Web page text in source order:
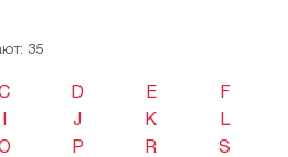
35
D E
F
J K
L
P R
S